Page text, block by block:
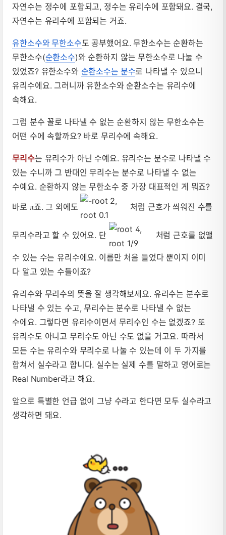
자연수는 정수에 포함되고, 정수는 유리수에 포함돼요. 결국,
자연수는 유리수에 포함되는 거죠.
유한소수와 무한소수도 공부했어요. 무한소수는 순환하는
무한소수(순환소수)와 순환하지 않는 무한소수로 나눌 수
있었죠? 유한소수와 순환소수는 분수로 나타낼 수 있으니
유리수에요. 그러니까 유한소수와 순환소수는 유리수에
속해요.
그럼 분수 꼴로 나타낼 수 없는 순환하지 않는 무한소수는
어떤 수에 속할까요? 바로 무리수에 속해요.
무리수는 유리수가 아닌 수예요. 유리수는 분수로 나타낼 수
있는 수니까 그 반대인 무리수는 분수로 나타낼 수 없는
수예요. 순환하지 않는 무한소수 중 가장 대표적인 게 뭐죠?
바로 π죠. 그 외에도 처럼 근호가 씌워진 수를
무리수라고 할 수 있어요. 단 처럼 근호를 없앨
수 있는 수는 유리수에요. 이름만 처음 들었다 뿐이지 이미
다 알고 있는 수들이죠?
유리수와 무리수의 뜻을 잘 생각해보세요. 유리수는 분수로
나타낼 수 있는 수고, 무리수는 분수로 나타낼 수 없는
수에요. 그렇다면 유리수이면서 무리수인 수는 없겠죠? 또
유리수도 아니고 무리수도 아닌 수도 없을 거고요. 따라서
모든 수는 유리수와 무리수로 나눌 수 있는데 이 두 가지를
합쳐서 실수라고 합니다. 실수는 실제 수를 말하고 영어로는
Real Number라고 해요.
앞으로 특별한 언급 없이 그냥 수라고 한다면 모두 실수라고
생각하면 돼요.